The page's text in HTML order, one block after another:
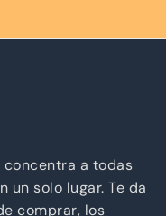
a todas
un solo lugar. Te da
comprar, los